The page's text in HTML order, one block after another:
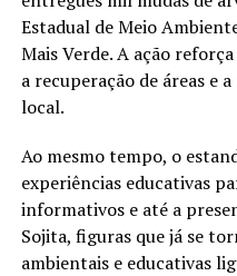
Estadual de Meio
Mais Verde. A ação
a recuperação de áreas e
local.
Ao mesmo tempo, o
experiências educativas
informativos e até a
Sojita, figuras que já se
ambientais e educativas